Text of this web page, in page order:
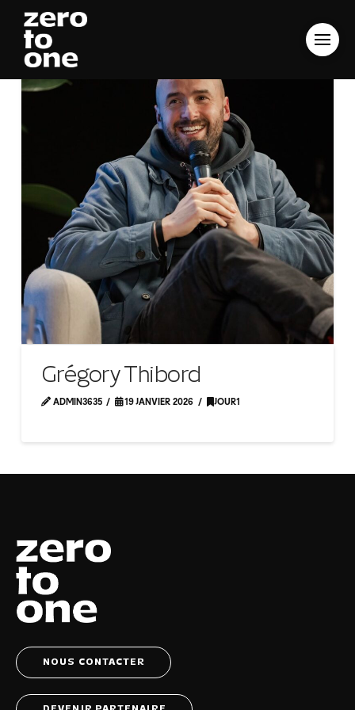
Grégory Thibord
ADMIN3635 19 JANVIER 2026 JOUR1
NOUS CONTACTER